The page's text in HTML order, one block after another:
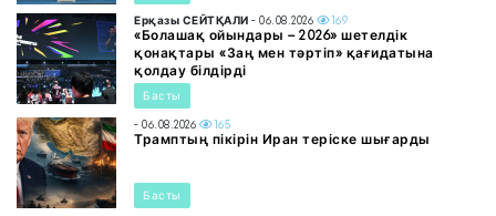
Ерқазы СЕЙТҚАЛИ - 06.08.2026 169
«Болашақ ойындары – 2026» шетелдік
қонақтары «Заң мен тәртіп» қағидатына
қолдау білдірді
Басты
- 06.08.2026 165
Трамптың пікірін Иран теріске шығарды
Басты